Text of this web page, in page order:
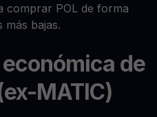
comprar POL de forma
más bajas.
de
MATIC)